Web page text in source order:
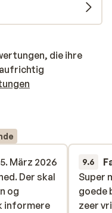
die ihre
März 2026
Der skal
og
informere
Der skal
og
informere
9.6
Super
goede
zeer
Super
goede
zeer